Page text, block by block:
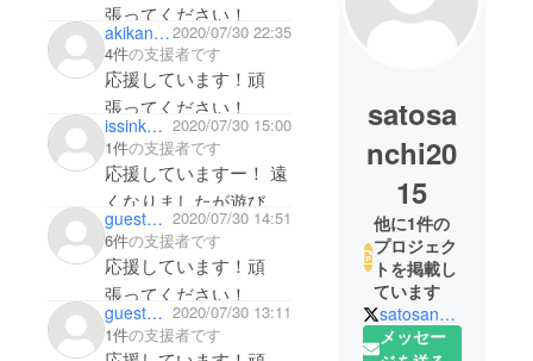
張ってください！
akikan19112020/07/30 22:35
4件の支援者です
応援しています！頑
張ってください！
issinkoba0320 2020/07/30 15:00
1件の支援者です
応援していますー！ 遠
くなりましたが遊びに
行ければと思います☺️
guest179484abbc 2020/07/30 14:51
6件の支援者です
応援しています！頑
張ってください！
guest9c6c4d426ef4 2020/07/30 13:11
1件の支援者です
satosa
nchi20
15
他に1件の
プロジェク
トを掲載し
ています
satosanchi2015
メッセー